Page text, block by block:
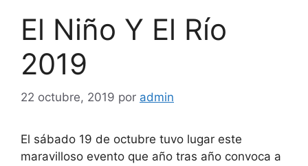
El Niño Y El Río
2019
22 octubre, 2019 por admin
El sábado 19 de octubre tuvo lugar este
maravilloso evento que año tras año convoca a